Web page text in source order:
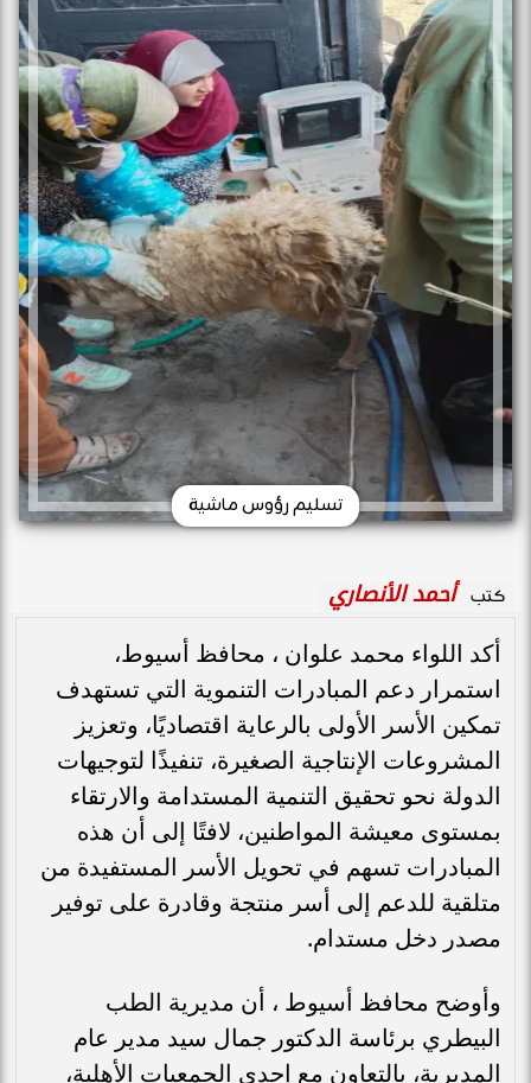
تسليم رؤوس ماشية
كتب أحمد الأنصاري
أكد اللواء محمد علوان ، محافظ أسيوط،
استمرار دعم المبادرات التنموية التي تستهدف
تمكين الأسر الأولى بالرعاية اقتصاديًا، وتعزيز
المشروعات الإنتاجية الصغيرة، تنفيذًا لتوجيهات
الدولة نحو تحقيق التنمية المستدامة والارتقاء
بمستوى معيشة المواطنين، لافتًا إلى أن هذه
المبادرات تسهم في تحويل الأسر المستفيدة من
متلقية للدعم إلى أسر منتجة وقادرة على توفير
مصدر دخل مستدام.
وأوضح محافظ أسيوط ، أن مديرية الطب
البيطري برئاسة الدكتور جمال سيد مدير عام
المديرية، بالتعاون مع إحدى الجمعيات الأهلية،